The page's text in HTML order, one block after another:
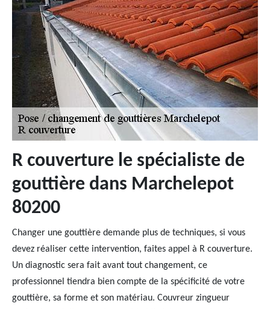
R couverture le spécialiste de
gouttière dans Marchelepot
80200
Changer une gouttière demande plus de techniques, si vous
devez réaliser cette intervention, faites appel à R couverture.
Un diagnostic sera fait avant tout changement, ce
professionnel tiendra bien compte de la spécificité de votre
gouttière, sa forme et son matériau. Couvreur zingueur